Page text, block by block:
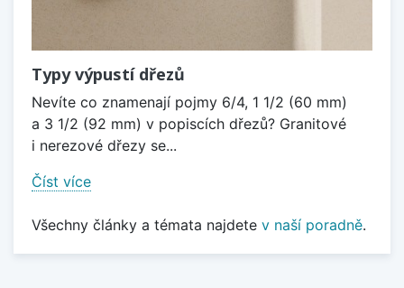
Typy výpustí dřezů
Nevíte co znamenají pojmy 6/4, 1 1/2 (60 mm)
a 3 1/2 (92 mm) v popiscích dřezů? Granitové
i nerezové dřezy se...
Číst více
Všechny články a témata najdete v naší poradně.